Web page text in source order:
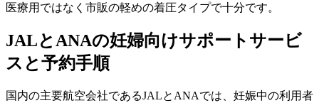
医療用ではなく市販の軽めの着圧タイプで十分です。
JALとANAの妊婦向けサポートサービ
スと予約手順
国内の主要航空会社であるJALとANAでは、妊娠中の利用者